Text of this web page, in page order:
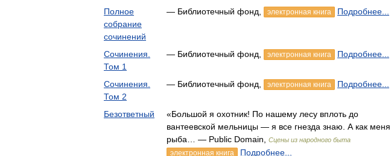
Полное
собрание
сочинений
— Библиотечный фонд, электронная книга Подробнее...
Сочинения.
Том 1
— Библиотечный фонд, электронная книга Подробнее...
Сочинения.
Том 2
— Библиотечный фонд, электронная книга Подробнее...
Безответный
«Большой я охотник! По нашему лесу вплоть до
вантеевской мельницы — я все гнезда знаю. А как меня
рыба… — Public Domain,
Сцены из народного быта
электронная книга Подробнее...